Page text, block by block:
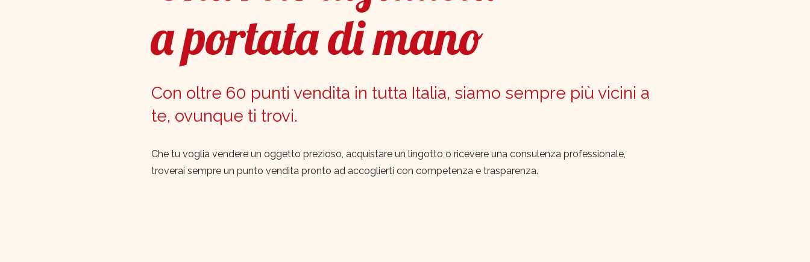
a portata di mano
Con oltre 60 punti vendita in tutta Italia, siamo sempre più vicini a
te, ovunque ti trovi.
Che tu voglia vendere un oggetto prezioso, acquistare un lingotto o ricevere una consulenza professionale,
troverai sempre un punto vendita pronto ad accoglierti con competenza e trasparenza.